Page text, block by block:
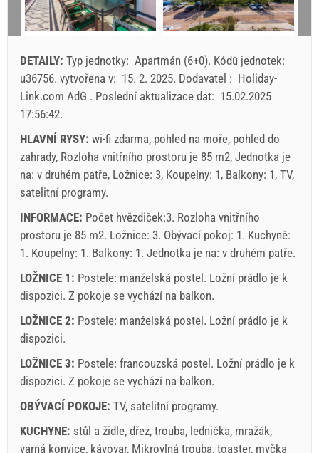
DETAILY: Typ jednotky: Apartmán (6+0). Kódů jednotek:
u36756. vytvořena v: 15. 2. 2025. Dodavatel : Holiday-
Link.com AdG . Poslední aktualizace dat: 15.02.2025
17:56:42.
HLAVNÍ RYSY: wi-fi zdarma, pohled na moře, pohled do
zahrady, Rozloha vnitřního prostoru je 85 m2, Jednotka je
na: v druhém patře, Ložnice: 3, Koupelny: 1, Balkony: 1, TV,
satelitní programy.
INFORMACE: Počet hvězdiček:3. Rozloha vnitřního
prostoru je 85 m2. Ložnice: 3. Obývací pokoj: 1. Kuchyně:
1. Koupelny: 1. Balkony: 1. Jednotka je na: v druhém patře.
LOŽNICE 1: Postele: manželská postel . Ložní prádlo je k
dispozici. Z pokoje se vychází na balkon.
LOŽNICE 2: Postele: manželská postel . Ložní prádlo je k
dispozici.
LOŽNICE 3: Postele: francouzská postel . Ložní prádlo je k
dispozici. Z pokoje se vychází na balkon.
OBÝVACÍ POKOJE: TV, satelitní programy.
KUCHYNE: stůl a židle, dřez, trouba, lednička, mražák,
varná konvice, kávovar, Mikrovlná trouba, toaster, myčka